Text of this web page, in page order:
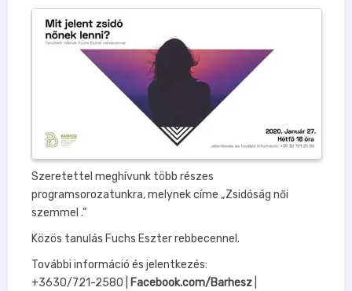
Szeretettel meghívunk több részes
programsorozatunkra, melynek címe „Zsidóság női
szemmel .”
Közös tanulás Fuchs Eszter rebbecennel.
További információ és jelentkezés:
+3630/721-2580 | Facebook.com/Barhesz